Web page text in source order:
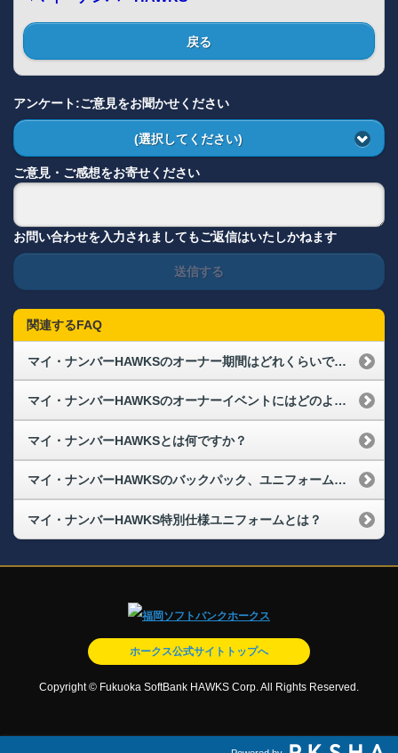
戻る
アンケート:ご意見をお聞かせください
(選択してください)
ご意見・ご感想をお寄せください
お問い合わせを入力されましてもご返信はいたしかねます
送信する
関連するFAQ
マイ・ナンバーHAWKSのオーナー期間はどれくらいですか？
マイ・ナンバーHAWKSのオーナーイベントにはどのように申し込めばよいですか？
マイ・ナンバーHAWKSとは何ですか？
マイ・ナンバーHAWKSのバックパック、ユニフォームなどはいつ頃届きますか？
マイ・ナンバーHAWKS特別仕様ユニフォームとは？
ホークス公式サイトトップへ
Copyright © Fukuoka SoftBank HAWKS Corp. All Rights Reserved.